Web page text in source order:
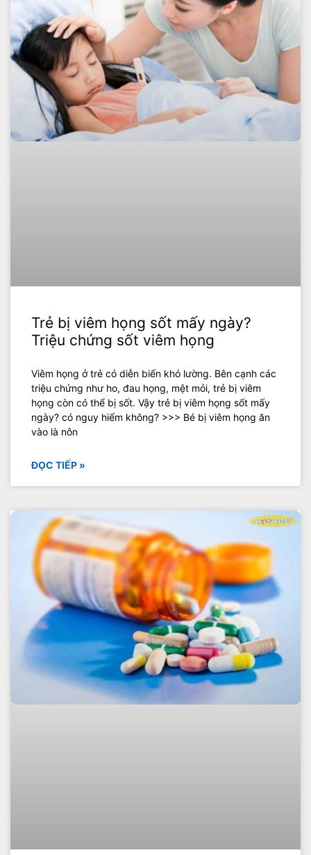
Trẻ bị viêm họng sốt mấy ngày?
Triệu chứng sốt viêm họng
Viêm họng ở trẻ có diễn biến khó lường. Bên cạnh các
triệu chứng như ho, đau họng, mệt mỏi, trẻ bị viêm
họng còn có thể bị sốt. Vậy trẻ bị viêm họng sốt mấy
ngày? có nguy hiểm không? >>> Bé bị viêm họng ăn
vào là nôn
ĐỌC TIẾP »